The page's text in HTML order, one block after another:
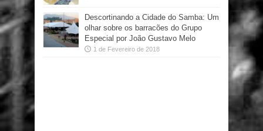
Descortinando a Cidade do Samba: Um
olhar sobre os barracões do Grupo
Especial por João Gustavo Melo
1 de Fevereiro de 2018